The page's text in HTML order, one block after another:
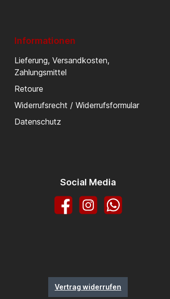
Informationen
Lieferung, Versandkosten,
Zahlungsmittel
Retoure
Widerrufsrecht / Widerrufsformular
Datenschutz
Social Media
FacebookInstagramWhatsApp
Vertrag widerrufen